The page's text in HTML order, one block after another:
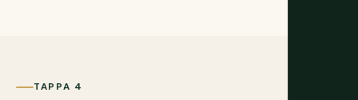
TAPPA 4